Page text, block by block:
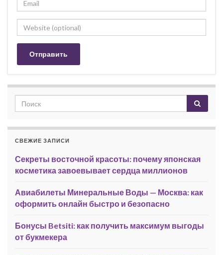
СВЕЖИЕ ЗАПИСИ
Секреты восточной красоты: почему японская
косметика завоевывает сердца миллионов
Авиабилеты Минеральные Воды — Москва: как
оформить онлайн быстро и безопасно
Бонусы Betsiti: как получить максимум выгоды
от букмекера